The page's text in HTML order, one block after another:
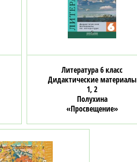
Литература 6 класс
Дидактические материалы
1, 2
Полухина
«Просвещение»